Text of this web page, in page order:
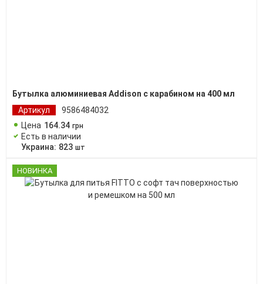
Бутылка алюминиевая Addison с карабином на 400 мл
Артикул
9586484032
Цена 164.34 грн
Есть в наличии
Украина: 823 шт
НОВИНКА